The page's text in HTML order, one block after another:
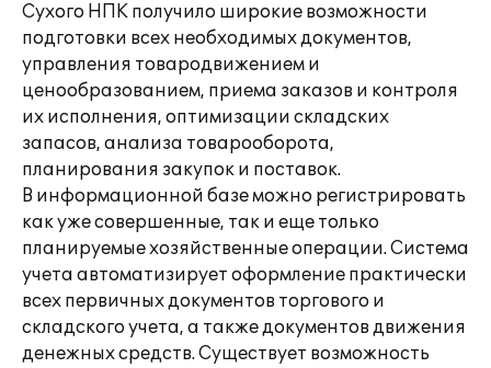
Сухого НПК получило широкие возможности
подготовки всех необходимых документов,
управления товародвижением и
ценообразованием, приема заказов и контроля
их исполнения, оптимизации складских
запасов, анализа товарооборота,
планирования закупок и поставок.
В информационной базе можно регистрировать
как уже совершенные, так и еще только
планируемые хозяйственные операции. Система
учета автоматизирует оформление практически
всех первичных документов торгового и
складского учета, а также документов движения
денежных средств. Существует возможность